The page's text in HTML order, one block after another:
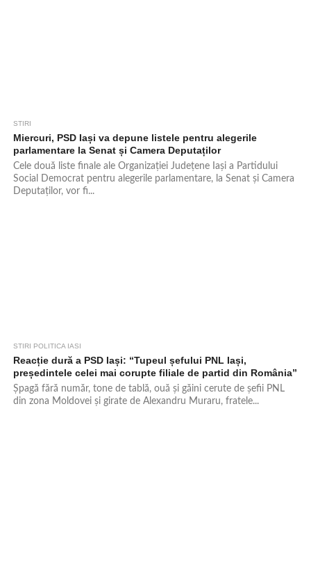
STIRI
Miercuri, PSD Iași va depune listele pentru alegerile
parlamentare la Senat și Camera Deputaților
Cele două liste finale ale Organizației Județene Iași a Partidului
Social Democrat pentru alegerile parlamentare, la Senat și Camera
Deputaților, vor fi...
STIRI POLITICA IASI
Reacție dură a PSD Iași: “Tupeul șefului PNL Iași,
președintele celei mai corupte filiale de partid din România”
Șpagă fără număr, tone de tablă, ouă și găini cerute de șefii PNL
din zona Moldovei și girate de Alexandru Muraru, fratele...